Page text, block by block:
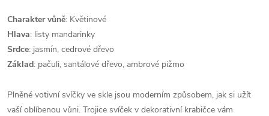
Charakter vůně: Květinové
Hlava: listy mandarinky
Srdce: jasmín, cedrové dřevo
Základ: pačuli, santálové dřevo, ambrové pižmo
Plněné votivní svíčky ve skle jsou moderním způsobem, jak si užít
vaší oblíbenou vůni. Trojice svíček v dekorativní krabičce vám